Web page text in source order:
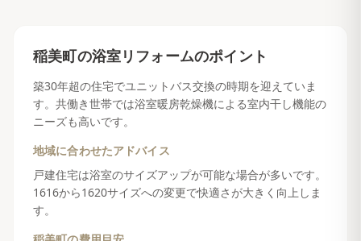
稲美町 の浴室リフォームのポイント
築30年超の住宅でユニットバス交換の時期を迎えていま
す。共働き世帯では浴室暖房乾燥機による室内干し機能の
ニーズも高いです。
地域に合わせたアドバイス
戸建住宅は浴室のサイズアップが可能な場合が多いです。
1616から1620サイズへの変更で快適さが大きく向上しま
す。